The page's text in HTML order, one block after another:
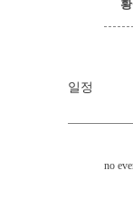
일정
no